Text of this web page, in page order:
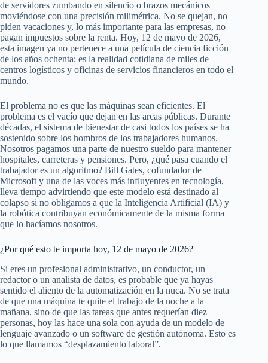
de servidores zumbando en silencio o brazos mecánicos
moviéndose con una precisión milimétrica. No se quejan, no
piden vacaciones y, lo más importante para las empresas, no
pagan impuestos sobre la renta. Hoy, 12 de mayo de 2026,
esta imagen ya no pertenece a una película de ciencia ficción
de los años ochenta; es la realidad cotidiana de miles de
centros logísticos y oficinas de servicios financieros en todo el
mundo.
El problema no es que las máquinas sean eficientes. El
problema es el vacío que dejan en las arcas públicas. Durante
décadas, el sistema de bienestar de casi todos los países se ha
sostenido sobre los hombros de los trabajadores humanos.
Nosotros pagamos una parte de nuestro sueldo para mantener
hospitales, carreteras y pensiones. Pero, ¿qué pasa cuando el
trabajador es un algoritmo? Bill Gates, cofundador de
Microsoft y una de las voces más influyentes en tecnología,
lleva tiempo advirtiendo que este modelo está destinado al
colapso si no obligamos a que la Inteligencia Artificial (IA) y
la robótica contribuyan económicamente de la misma forma
que lo hacíamos nosotros.
¿Por qué esto te importa hoy, 12 de mayo de 2026?
Si eres un profesional administrativo, un conductor, un
redactor o un analista de datos, es probable que ya hayas
sentido el aliento de la automatización en la nuca. No se trata
de que una máquina te quite el trabajo de la noche a la
mañana, sino de que las tareas que antes requerían diez
personas, hoy las hace una sola con ayuda de un modelo de
lenguaje avanzado o un software de gestión autónoma. Esto es
lo que llamamos “desplazamiento laboral”.